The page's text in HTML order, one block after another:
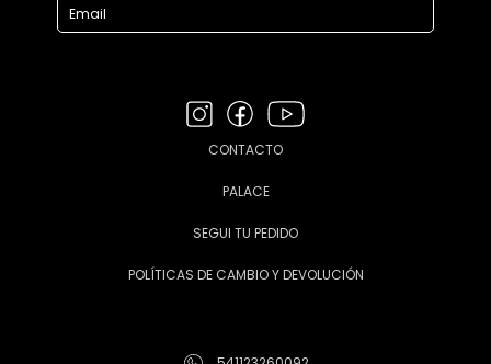
CONTACTO
PALACE
SEGUI TU PEDIDO
POLÍTICAS DE CAMBIO Y DEVOLUCIÓN